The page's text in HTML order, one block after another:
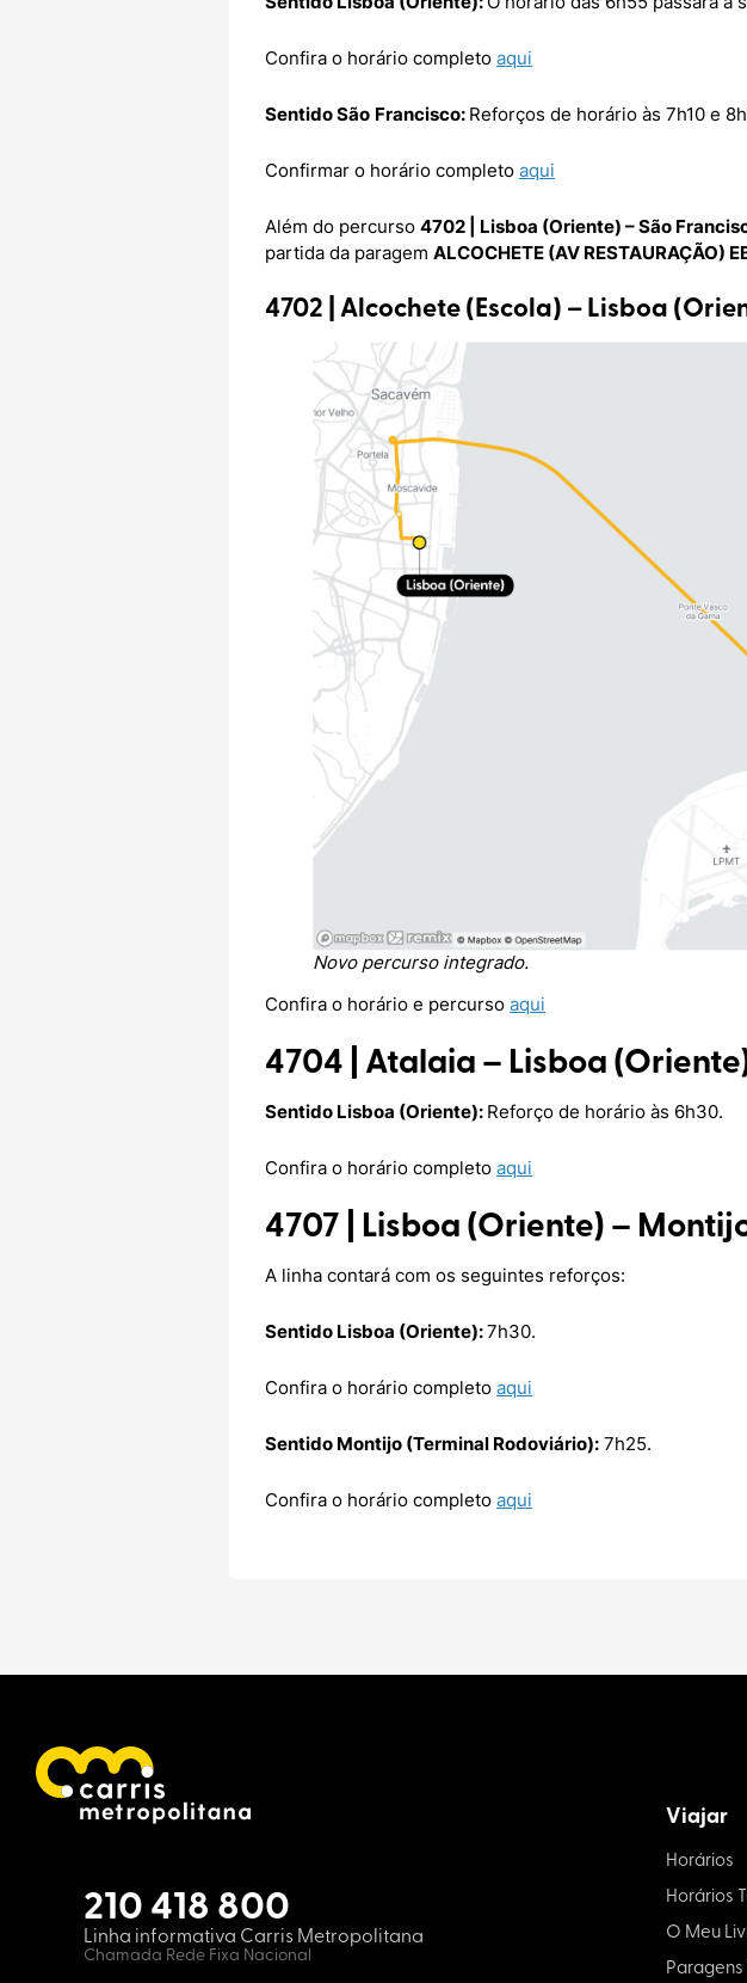
Confira o horário completo aqui
Sentido São Francisco: Reforços de horário às 7h10 e
Confirmar o horário completo aqui
Além do percurso 4702 | Lisboa (Oriente) – São
partida da paragem ALCOCHETE (AV RESTAURAÇÃO)
4702 | Alcochete (Escola) – Lisboa
Novo percurso integrado.
Confira o horário e percurso aqui
4704 | Atalaia – Lisboa
Sentido Lisboa (Oriente): Reforço de horário às 6h30.
Confira o horário completo aqui
4707 | Lisboa (Oriente) –
A linha contará com os seguintes reforços:
Sentido Lisboa (Oriente):7h30.
Confira o horário completo aqui
Sentido Montijo (Terminal Rodoviário): 7h25.
Confira o horário completo aqui
210 418 800
Linha informativa Carris Metropolitana
Chamada Rede Fixa Nacional
Viajar
Horários
Horários
O Meu
Paragens